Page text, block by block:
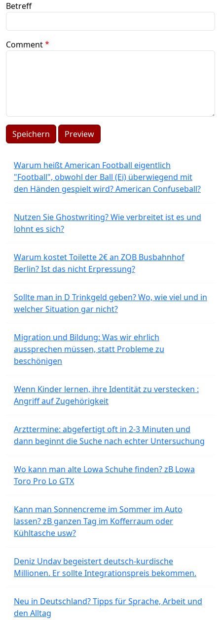
Betreff
Comment
Speichern Preview
Warum heißt American Football eigentlich
"Football", obwohl der Ball (Ei) überwiegend mit
den Händen gespielt wird? American Confuseball?
Nutzen Sie Ghostwriting? Wie verbreitet ist es und
lohnt es sich?
Warum kostet Toilette 2€ an ZOB Busbahnhof
Berlin? Ist das nicht Erpressung?
Sollte man in D Trinkgeld geben? Wo, wie viel und in
welcher Situation gar nicht?
Migration und Bildung: Was wir ehrlich
aussprechen müssen, statt Probleme zu
beschönigen
Wenn Kinder lernen, ihre Identität zu verstecken :
Angriff auf Zugehörigkeit
Arzttermine: abgefertigt oft in 2-3 Minuten und
dann beginnt die Suche nach echter Untersuchung
Wo kann man alte Lowa Schuhe finden? zB Lowa
Toro Pro Lo GTX
Kann man Sonnencreme im Sommer im Auto
lassen? zB ganzen Tag im Kofferraum oder
Kühltasche usw?
Deniz Undav begeistert deutsch-kurdische
Millionen. Er sollte Integrationspreis bekommen.
Neu in Deutschland? Tipps für Sprache, Arbeit und
den Alltag